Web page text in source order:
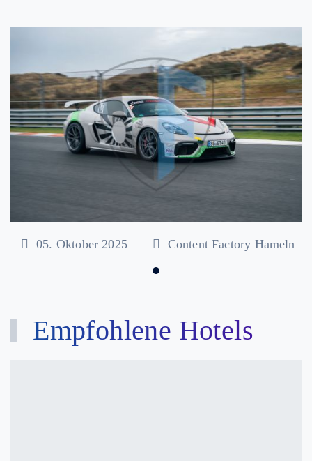
05. Oktober 2025 Content Factory Hameln
Empfohlene Hotels